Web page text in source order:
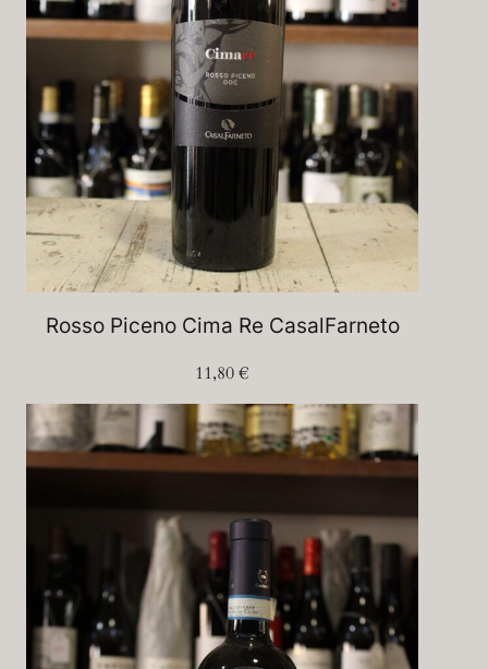
Rosso Piceno Cima Re CasalFarneto
11,80€